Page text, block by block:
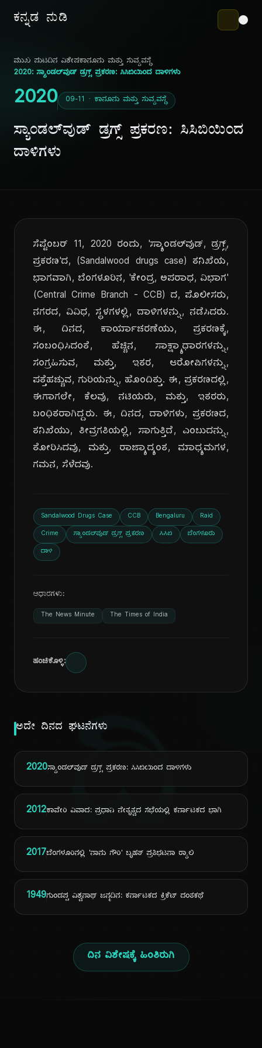
ಕನ್ನಡ ನುಡಿ
ದಿ
ಮುಖ ಪುಟದಿನ ವಿಶೇಷಕಾನೂನು ಮತ್ತು ಸುವ್ಯವಸ್ಥೆ
2020: ಸ್ಯಾಂಡಲ್‌ವುಡ್ ಡ್ರಗ್ಸ್ ಪ್ರಕರಣ: ಸಿಸಿಬಿಯಿಂದ ದಾಳಿಗಳು
2020 09-11 · ಕಾನೂನು ಮತ್ತು ಸುವ್ಯವಸ್ಥೆ
ಸ್ಯಾಂಡಲ್‌ವುಡ್ ಡ್ರಗ್ಸ್ ಪ್ರಕರಣ: ಸಿಸಿಬಿಯಿಂದ
ದಾಳಿಗಳು
ಸೆಪ್ಟೆಂಬರ್ 11, 2020 ರಂದು, 'ಸ್ಯಾಂಡಲ್‌ವುಡ್, ಡ್ರಗ್ಸ್,
ಪ್ರಕರಣ'ದ, (Sandalwood drugs case) ತನಿಖೆಯ,
ಭಾಗವಾಗಿ, ಬೆಂಗಳೂರಿನ, 'ಕೇಂದ್ರ, ಅಪರಾಧ, ವಿಭಾಗ'
(Central Crime Branch - CCB) ದ, ಪೊಲೀಸರು,
ನಗರದ, ವಿವಿಧ, ಸ್ಥಳಗಳಲ್ಲಿ, ದಾಳಿಗಳನ್ನು, ನಡೆಸಿದರು.
ಈ, ದಿನದ, ಕಾರ್ಯಾಚರಣೆಯು, ಪ್ರಕರಣಕ್ಕೆ,
ಸಂಬಂಧಿಸಿದಂತೆ, ಹೆಚ್ಚಿನ, ಸಾಕ್ಷ್ಯಾಧಾರಗಳನ್ನು,
ಸಂಗ್ರಹಿಸುವ, ಮತ್ತು, ಇತರ, ಆರೋಪಿಗಳನ್ನು,
ಪತ್ತೆಹಚ್ಚುವ, ಗುರಿಯನ್ನು, ಹೊಂದಿತ್ತು. ಈ, ಪ್ರಕರಣದಲ್ಲಿ,
ಈಗಾಗಲೇ, ಕೆಲವು, ನಟಿಯರು, ಮತ್ತು, ಇತರರು,
ಬಂಧಿತರಾಗಿದ್ದರು. ಈ, ದಿನದ, ದಾಳಿಗಳು, ಪ್ರಕರಣದ,
ತನಿಖೆಯು, ತೀವ್ರಗತಿಯಲ್ಲಿ, ಸಾಗುತ್ತಿದೆ, ಎಂಬುದನ್ನು,
ತೋರಿಸಿದವು, ಮತ್ತು, ರಾಜ್ಯಾದ್ಯಂತ, ಮಾಧ್ಯಮಗಳ,
ಗಮನ, ಸೆಳೆದವು.
Sandalwood Drugs Case CCB Bengaluru Raid
Crime ಸ್ಯಾಂಡಲ್‌ವುಡ್ ಡ್ರಗ್ಸ್ ಪ್ರಕರಣ ಸಿಸಿಬಿ ಬೆಂಗಳೂರು
ದಾಳಿ
ಆಧಾರಗಳು:
The News Minute The Times of India
ಹಂಚಿಕೊಳ್ಳಿ:
ಅದೇ ದಿನದ ಘಟನೆಗಳು
2020ಸ್ಯಾಂಡಲ್‌ವುಡ್ ಡ್ರಗ್ಸ್ ಪ್ರಕರಣ: ಸಿಸಿಬಿಯಿಂದ ದಾಳಿಗಳು
2012ಕಾವೇರಿ ವಿವಾದ: ಪ್ರಧಾನಿ ನೇತೃತ್ವದ ಸಭೆಯಲ್ಲಿ ಕರ್ನಾಟಕದ ಭಾಗಿ
2017ಬೆಂಗಳೂರಿನಲ್ಲಿ 'ನಾನು ಗೌರಿ' ಬೃಹತ್ ಪ್ರತಿಭಟನಾ ರ‍್ಯಾಲಿ
1949ಗುಂಡಪ್ಪ ವಿಶ್ವನಾಥ್ ಜನ್ಮದಿನ: ಕರ್ನಾಟಕದ ಕ್ರಿಕೆಟ್ ದಂತಕಥೆ
ದಿನ ವಿಶೇಷಕ್ಕೆ ಹಿಂತಿರುಗಿ